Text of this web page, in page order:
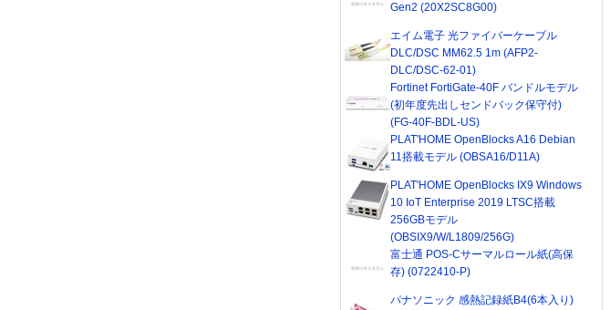
Gen2 (20X2SC8G00)
エイム電子 光ファイバーケーブル
DLC/DSC MM62.5 1m (AFP2-
DLC/DSC-62-01)
Fortinet FortiGate-40F バンドルモデル
(初年度先出しセンドバック保守付)
(FG-40F-BDL-US)
PLAT'HOME OpenBlocks A16 Debian
11搭載モデル (OBSA16/D11A)
PLAT'HOME OpenBlocks IX9 Windows
10 IoT Enterprise 2019 LTSC搭載
256GBモデル
(OBSIX9/W/L1809/256G)
富士通 POS-Cサーマルロール紙(高保
存) (0722410-P)
パナソニック 感熱記録紙B4(6本入り)